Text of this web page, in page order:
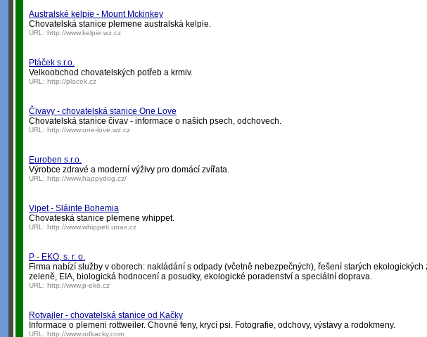
Australské kelpie - Mount Mckinkey
Chovatelská stanice plemene australská kelpie.
URL: http://www.kelpie.wz.cz
Ptáček s.r.o.
Velkoobchod chovatelských potřeb a krmiv.
URL: http://placek.cz
Čivavy - chovatelská stanice One Love
Chovatelská stanice čivav - informace o našich psech, odchovech.
URL: http://www.one-love.wz.cz
Euroben s.r.o.
Výrobce zdravé a moderní výživy pro domácí zvířata.
URL: http://www.happydog.cz/
Vipet - Sláinte Bohemia
Chovateská stanice plemene whippet.
URL: http://www.whippeti.unas.cz
P - EKO, s. r. o.
Firma nabízí služby v oborech: nakládání s odpady (včetně nebezpečných), řešení starých
zeleně, EIA, biologická hodnocení a posudky, ekologické poradenství a speciální doprava.
URL: http://www.p-eko.cz
Rotvajler - chovatelská stanice od Kačky
Informace o plemeni rottweiler. Chovné feny, krycí psi. Fotografie, odchovy, výstavy a rodokmeny.
URL: http://www.odkacky.com